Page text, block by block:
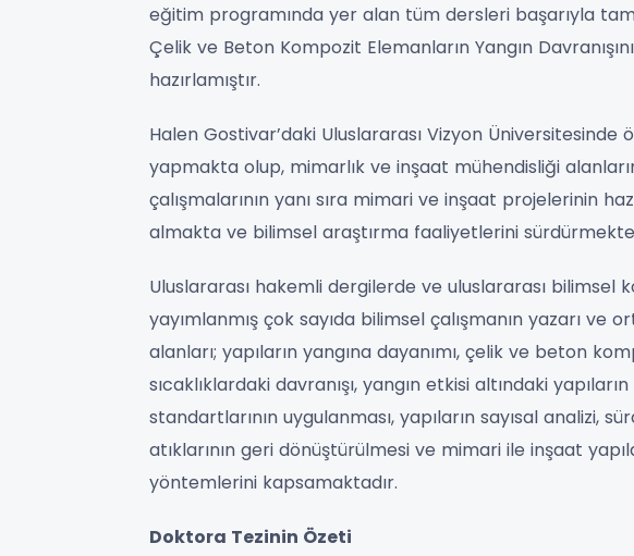
eğitim programında yer alan tüm dersleri başarıyla
Çelik ve Beton Kompozit Elemanların Yangın
hazırlamıştır.
Halen Gostivar’daki Uluslararası Vizyon
yapmakta olup, mimarlık ve inşaat mühendisliği
çalışmalarının yanı sıra mimari ve inşaat projelerinin
almakta ve bilimsel araştırma faaliyetlerini
Uluslararası hakemli dergilerde ve uluslararası bilimsel
yayımlanmış çok sayıda bilimsel çalışmanın yazarı ve
alanları; yapıların yangına dayanımı, çelik ve beton
sıcaklıklardaki davranışı, yangın etkisi altındaki
standartlarının uygulanması, yapıların sayısal analizi,
atıklarının geri dönüştürülmesi ve mimari ile inşaat
yöntemlerini kapsamaktadır.
Doktora Tezinin Özeti